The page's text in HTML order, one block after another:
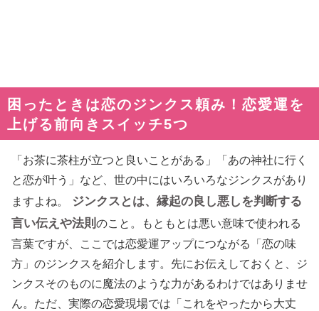
困ったときは恋のジンクス頼み！恋愛運を
上げる前向きスイッチ5つ
「お茶に茶柱が立つと良いことがある」「あの神社に行く
と恋が叶う」など、世の中にはいろいろなジンクスがあり
ますよね。
ジンクスとは、縁起の良し悪しを判断する
言い伝えや法則 のこと。もともとは悪い意味で使われる
言葉ですが、ここでは恋愛運アップにつながる「恋の味
方」のジンクスを紹介します。先にお伝えしておくと、ジ
ンクスそのものに魔法のような力があるわけではありませ
ん。ただ、実際の恋愛現場では「これをやったから大丈